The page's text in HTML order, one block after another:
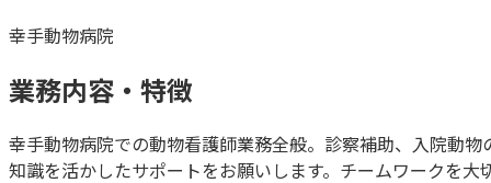
幸手動物病院
業務内容・特徴
幸手動物病院での動物看護師業務全般。診察補助、入院動
知識を活かしたサポートをお願いします。チームワークを